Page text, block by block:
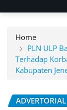
Home
PLN ULP
Terhadap
Kabupaten
ADVERTORIAL